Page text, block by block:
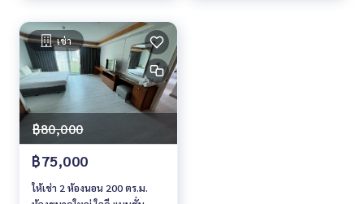
เช่า
฿80,000
฿75,000
ให้เช่า 2 ห้องนอน 200 ตร.ม.